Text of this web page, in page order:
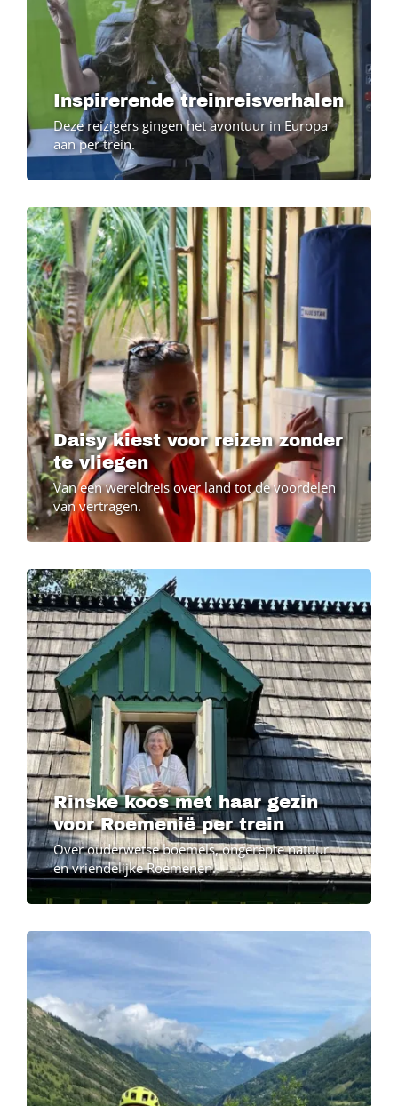
Inspirerende treinreisverhalen
Deze reizigers gingen het avontuur in Europa
aan per trein.
Daisy kiest voor reizen zonder
te vliegen
Van een wereldreis over land tot de voordelen
van vertragen.
Rinske koos met haar gezin
voor Roemenië per trein
Over ouderwetse boemels, ongerepte natuur
en vriendelijke Roemenen.